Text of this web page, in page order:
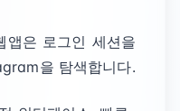
앱은 로그인 세션을
을 탐색합니다.